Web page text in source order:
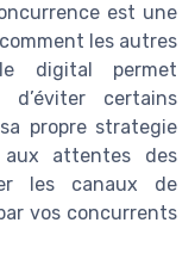
est une
les autres
digital permet
certains
propre strategie
attentes des
les canaux de
vos concurrents